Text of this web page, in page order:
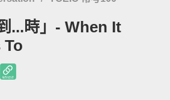
...時」- When It
To